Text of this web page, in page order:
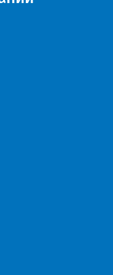
до конечных